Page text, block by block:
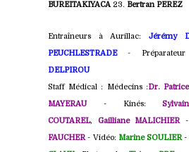
BUREITAKIYACA23. Bertran PEREZ
Entraîneurs à Aurillac: Jérémy
PEUCHLESTRADE-
DELPIROU
Staff Médical : Médecins :Dr.
MAYERAU- Kinés:
COUTAREL, Gailliane MALICHIER-
FAUCHER- Vidéo: Marine SOULIER-